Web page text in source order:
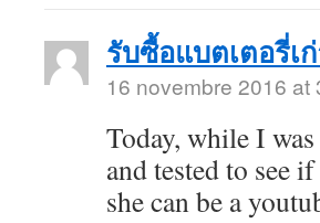
รับซื้อแบตเตอรี่เ
16 novembre 2016 at
Today, while I
and tested to see
she can be a